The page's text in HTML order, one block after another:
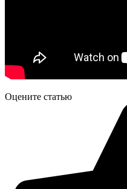
Оцените статью